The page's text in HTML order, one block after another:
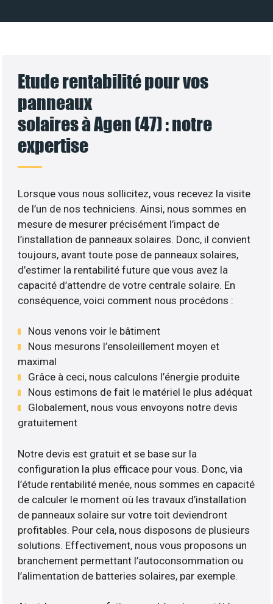
Etude rentabilité pour vos
panneaux
solaires à Agen (47) : notre
expertise
Lorsque vous nous sollicitez, vous recevez la visite
de l’un de nos techniciens. Ainsi, nous sommes en
mesure de mesurer précisément l’impact de
l’installation de panneaux solaires. Donc, il convient
toujours, avant toute pose de panneaux solaires,
d’estimer la rentabilité future que vous avez la
capacité d’attendre de votre centrale solaire. En
conséquence, voici comment nous procédons :
Nous venons voir le bâtiment
Nous mesurons l’ensoleillement moyen et
maximal
Grâce à ceci, nous calculons l’énergie produite
Nous estimons de fait le matériel le plus adéquat
Globalement, nous vous envoyons notre devis
gratuitement
Notre devis est gratuit et se base sur la
configuration la plus efficace pour vous. Donc, via
l’étude rentabilité menée, nous sommes en capacité
de calculer le moment où les travaux d’installation
de panneaux solaire sur votre toit deviendront
profitables. Pour cela, nous disposons de plusieurs
solutions. Effectivement, nous vous proposons un
branchement permettant l’autoconsommation ou
l’alimentation de batteries solaires, par exemple.